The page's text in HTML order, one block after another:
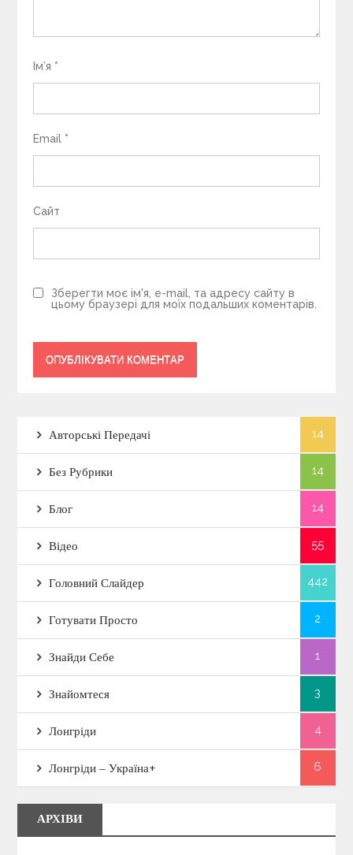
Ім’я *
Email *
Сайт
Зберегти моє ім'я, e-mail, та адресу сайту в
цьому браузері для моїх подальших коментарів.
Авторські Передачі 14
Без Рубрики 14
Блог 14
Відео 55
Головний Слайдер 442
Готувати Просто 2
Знайди Себе 1
Знайомтеся 3
Лонгріди 4
Лонгріди – Україна+ 6
АРХІВИ